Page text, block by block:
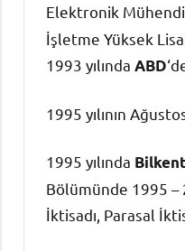
Elektronik
İşletme Yüksek
1993 yılında ABD
1995 yılının
1995 yılında
Bölümünde 1995 –
İktisadı, Parasal